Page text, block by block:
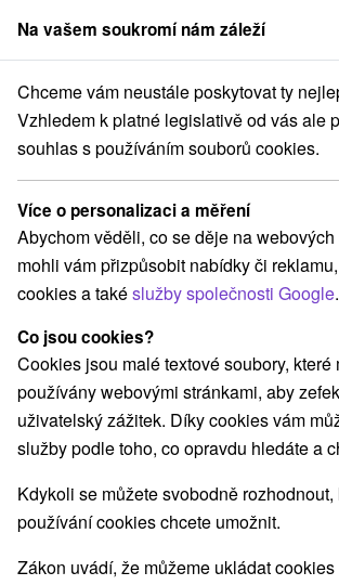
člen skupinySorger
Atrakce na Slovensku Štíty Vrátna
Štíty Vrátna dolina
Kategorie
Všechny kategorie
Lanové dráhy(1)
Adrenalinové atrakcie (3) Turistické
Štíty Atrakce s dětmi
Vodopády(1) Vyhliadkové veže a
Šport(1) Horské chaty(1)
Amfiteátre a kiná v prírode(1)
Túry a turistické chodníky(4)
Obce a města
Na vašem soukromí nám záleží
Chceme vám neustále poskytovat ty
Vzhledem k platné legislativě od vás ale
souhlas s používáním souborů cookies.
Více o personalizaci a měření
Abychom věděli, co se děje na
mohli vám přizpůsobit nabídky či
cookies a takéslužby společnosti Google.
Co jsou cookies?
Cookies jsou malé textové soubory, které
používány webovými stránkami, aby
uživatelský zážitek. Díky cookies vám
služby podle toho, co opravdu hledáte a
Kdykoli se můžete svobodně rozhodnout,
používání cookies chcete umožnit.
Zákon uvádí, že můžeme ukládat